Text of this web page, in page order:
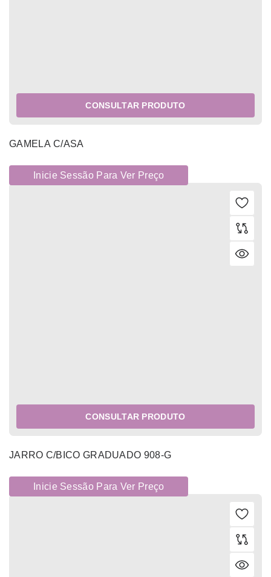
CONSULTAR PRODUTO
GAMELA C/ASA
Inicie Sessão Para Ver Preço
CONSULTAR PRODUTO
JARRO C/BICO GRADUADO 908-G
Inicie Sessão Para Ver Preço